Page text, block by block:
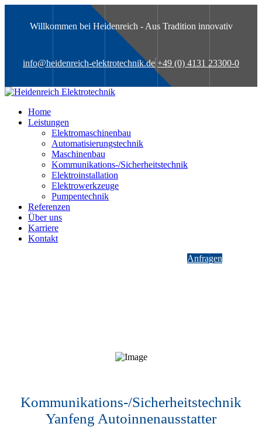
Willkommen bei Heidenreich - Aus Tradition innovativ
info@heidenreich-elektrotechnik.de +49 (0) 4131 23300-0
Home
Leistungen
Elektromaschinenbau
Automatisierungstechnik
Maschinenbau
Kommunikations-/Sicherheitstechnik
Elektroinstallation
Elektrowerkzeuge
Pumpentechnik
Referenzen
Über uns
Karriere
Kontakt
Anfragen
Kommunikations-/Sicherheitstechnik
Yanfeng Autoinnenausstatter